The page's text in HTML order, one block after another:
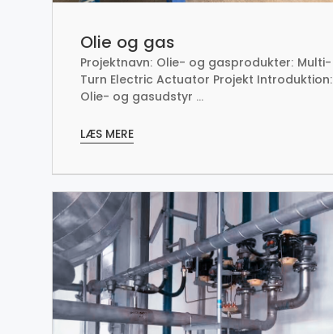
Olie og gas
Projektnavn: Olie- og gasprodukter: Multi-
Turn Electric Actuator Projekt Introduktion:
Olie- og gasudstyr ...
LÆS MERE